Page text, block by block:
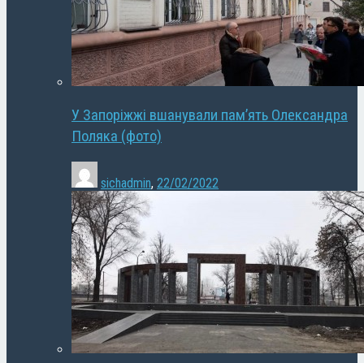
У Запоріжжі вшанували пам’ять Олександра
Поляка (фото)
sichadmin, 22/02/2022